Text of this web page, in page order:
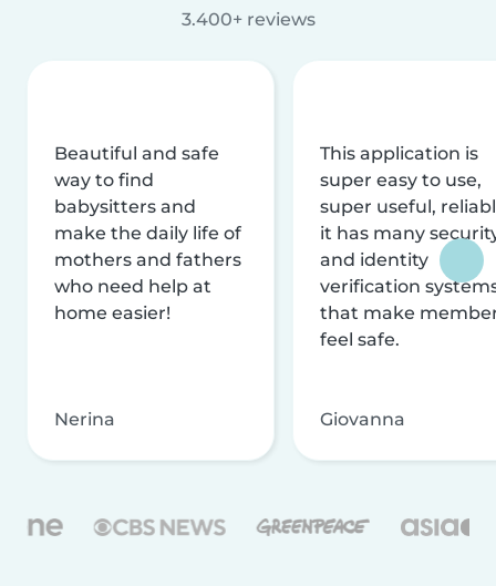
3.400+ reviews
Beautiful and safe
way to find
babysitters and
make the daily life of
mothers and fathers
who need help at
home easier!
Nerina
This application is
super easy to use,
super useful,
it has many
and identity
verification
that make
feel safe.
Giovanna